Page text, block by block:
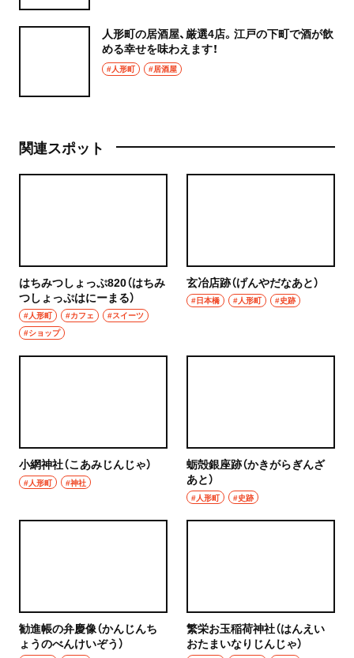
人形町の居酒屋、厳選4店。江戸の下町で酒が飲
める幸せを味わえます！
#人形町 #居酒屋
関連スポット
はちみつしょっぷ820（はちみ
つしょっぷはにーまる）
#人形町 #カフェ
#スイーツ
#ショップ
玄冶店跡（げんやだなあと）
#日本橋 #人形町 #史跡
小網神社（こあみじんじゃ）
#人形町 #神社
蛎殻銀座跡（かきがらぎんざ
あと）
#人形町 #史跡
勧進帳の弁慶像（かんじんち
ょうのべんけいぞう）
繁栄お玉稲荷神社（はんえい
おたまいなりじんじゃ）